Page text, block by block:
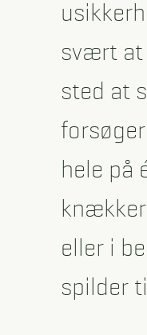
svært at
sted at
hele på
eller i
spilder